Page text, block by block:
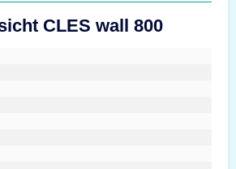
CLES wall 800